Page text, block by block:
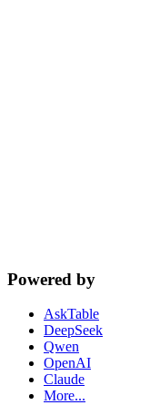
cta.dbSupport
Powered by
AskTable
DeepSeek
Qwen
OpenAI
Claude
More...